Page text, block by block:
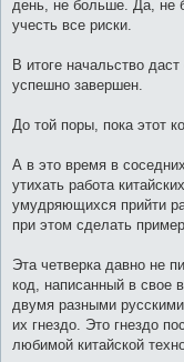
день, не больше. Да, не
учесть все риски.
В итоге начальство
успешно завершен.
До той поры, пока этот
А в это время в
утихать работа
умудряющихся прийти
при этом сделать
Эта четверка давно не
код, написанный в свое
двумя разными
их гнездо. Это гнездо
любимой китайской